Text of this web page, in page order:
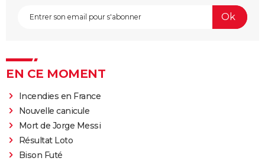
EN CE MOMENT
Incendies en France
Nouvelle canicule
Mort de Jorge Messi
Résultat Loto
Bison Futé